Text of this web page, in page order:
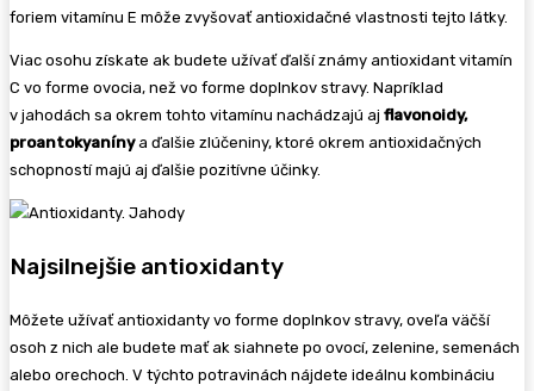
foriem vitamínu E môže zvyšovať antioxidačné vlastnosti tejto látky.
Viac osohu získate ak budete užívať ďalší známy antioxidant vitamín
C vo forme ovocia, než vo forme doplnkov stravy. Napríklad
v jahodách sa okrem tohto vitamínu nachádzajú aj flavonoidy,
proantokyanínya ďalšie zlúčeniny, ktoré okrem antioxidačných
schopností majú aj ďalšie pozitívne účinky.
Najsilnejšie antioxidanty
Môžete užívať antioxidanty vo forme doplnkov stravy, oveľa väčší
osoh z nich ale budete mať ak siahnete po ovocí, zelenine, semenách
alebo orechoch. V týchto potravinách nájdete ideálnu kombináciu